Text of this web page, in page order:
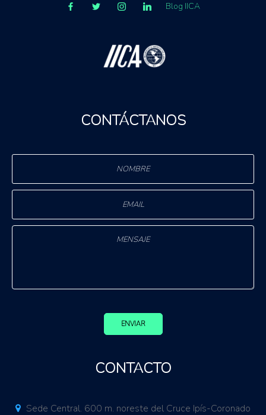
Blog IICA
CONTÁCTANOS
ENVIAR
CONTACTO
Sede Central. 600 m. noreste del Cruce Ipís-Coronado